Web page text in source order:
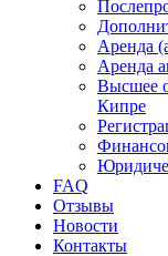
Аренда
Аренда
Высшее
Кипре
FAQ
Отзывы
Новости
Контакты